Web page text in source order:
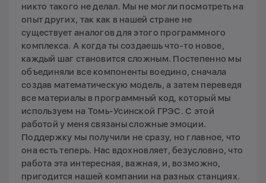
никто такого не делал. Мы не могли посмотреть на
опыт других, так как в нашей стране не
существует аналогов для этого программного
комплекса. А когда ты создаешь что-то новое,
каждый шаг становится сложным. Постепенно мы
объединяли все компоненты воедино, сначала
создав математическую модель, а затем переведя
все материалы в программный код, который мы
используем на Томь-Усинской ГРЭС. С этой
работой у меня связаны сложные эмоции.
Поддержку мы получили не сразу, но главное, что
она есть теперь. Нас вдохновляет, безусловно, что
работа эта интересная, важная, и, возможно,
пригодится нашей компании на разных станциях.